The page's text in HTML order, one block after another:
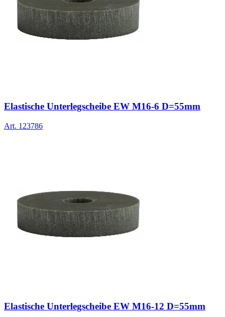
Elastische Unterlegscheibe EW M16-6 D=55mm
Art. 123786
Elastische Unterlegscheibe EW M16-12 D=55mm